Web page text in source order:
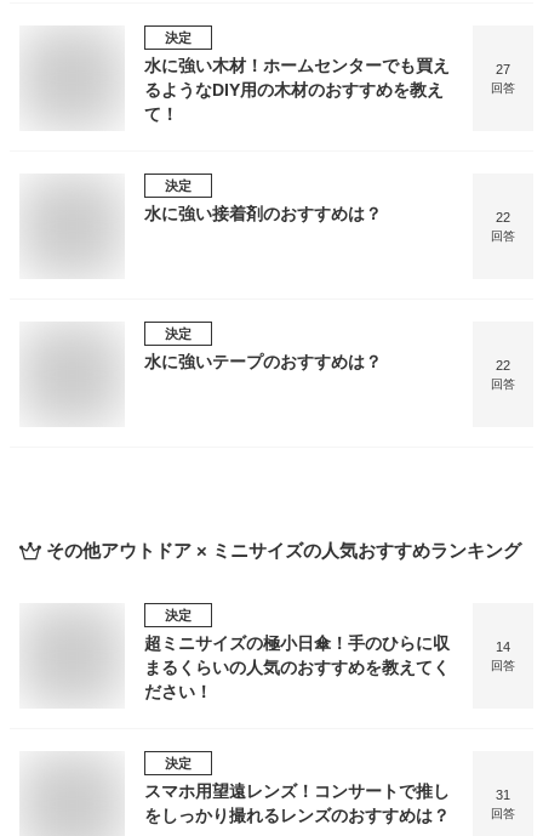
決定
水に強い木材！ホームセンターでも買え
るようなDIY用の木材のおすすめを教え
て！
27
回答
決定
水に強い接着剤のおすすめは？ 22
回答
決定
水に強いテープのおすすめは？ 22
回答
その他アウトドア × ミニサイズの人気おすすめランキング
決定
超ミニサイズの極小日傘！手のひらに収
まるくらいの人気のおすすめを教えてく
ださい！
14
回答
決定
スマホ用望遠レンズ！コンサートで推し
をしっかり撮れるレンズのおすすめは？
31
回答